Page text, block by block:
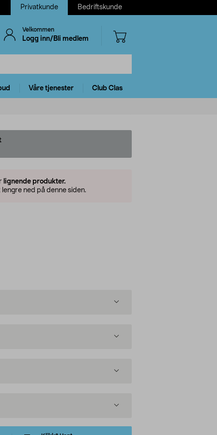
Privatkunde Bedriftskunde
Velkommen
Logg inn/Bli medlem
Våre tjenester Club Clas
lignende produkter.
ned på denne siden.